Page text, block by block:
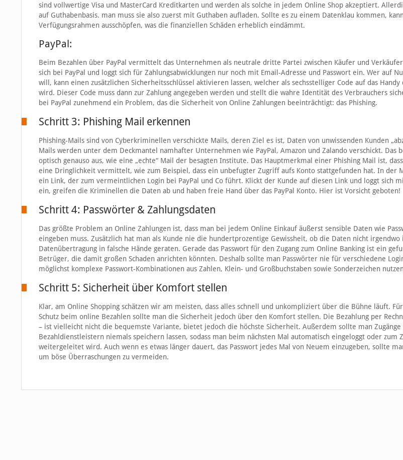
sind vollwertige Visa und MasterCard Kreditkarten und werden als solche in jedem Online Shop akzeptiert.
auf Guthabenbasis. man muss sie also zuerst mit Guthaben aufladen. Sollte es zu einem Datenklau kommen,
Verfügungsrahmen ausschöpfen, was die finanziellen Schäden erheblich eindämmt.
PayPal:
Beim Bezahlen über PayPal vermittelt das Unternehmen als neutrale dritte Partei zwischen Käufer und
sich bei PayPal und loggt sich für Zahlungsabwicklungen nur noch mit Email-Adresse und Passwort ein. Wer auf
will, kann einen zusätzlichen Sicherheitsschlüssel aktivieren lassen, welcher als sechsstelliger Code auf das Handy
wird. Dieser Code muss dann zur Zahlung angegeben werden und stellt die wahre Identität des Verbrauchers
bei PayPal zunehmend ein Problem, das die Sicherheit von Online Zahlungen beeinträchtigt: das Phishing.
Schritt 3: Phishing Mail erkennen
Phishing-Mails sind von Cyberkriminellen verschickte Mails, deren Ziel es ist, Daten von unwissenden Kunden
Mails werden unter dem Deckmantel namhafter Unternehmen wie PayPal, Amazon und Zalando verschickt. Das
optisch genauso aus, wie eine „echte“ Mail der besagten Institute. Das Hauptmerkmal einer Phishing Mail ist,
eine Dringlichkeit vermittelt, wie zum Beispiel, dass ein unbefugter Zugriff aufs Konto stattgefunden hat. In der
ein Link, der zum vermeintlichen Login bei PayPal und Co führt. Klickt der Kunde auf diesen Link und loggt sich
ein, greifen die Kriminellen die Daten ab und haben freie Hand über das PayPal Konto. Hier ist Vorsicht geboten!
Schritt 4: Passwörter & Zahlungsdaten
Das größte Problem an Online Zahlungen ist, dass man bei jedem Online Einkauf äußerst sensible Daten wie
eingeben muss. Zusätzlich hat man als Kunde nie die hundertprozentige Gewissheit, ob die Daten nicht irgendwo
Datenübertragung in falsche Hände geraten. Gerade das Passwort für den Zugang zum Online Banking ist ein
Betrüger, die damit großen Schaden anrichten könnten. Deshalb sollte man Passwörter nie für verschiedene
möglichst komplexe Passwort-Kombinationen aus Zahlen, Klein- und Großbuchstaben sowie Sonderzeichen
Schritt 5: Sicherheit über Komfort stellen
Klar, am Online Shopping schätzen wir am meisten, dass alles schnell und unkompliziert über die Bühne läuft.
Schutz beim online Bezahlen sollte man die Sicherheit jedoch über den Komfort stellen. Die Bezahlung per
– ist vielleicht nicht die bequemste Variante, bietet jedoch die höchste Sicherheit. Außerdem sollte man Zugänge
Bezahldienstleistern niemals speichern lassen, sodass man beim nächsten Mal automatisch eingeloggt oder zum
weitergeleitet wird. Auch wenn es etwas länger dauert, das Passwort jedes Mal von Neuem einzugeben, sollte
um böse Überraschungen zu vermeiden.